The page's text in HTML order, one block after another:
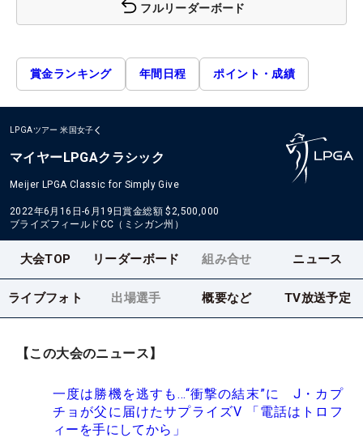
フルリーダーボード
賞金ランキング 年間日程 ポイント・成績
LPGAツアー 米国女子
マイヤーLPGAクラシック
Meijer LPGA Classic for Simply Give
2022年6月16日-6月19日賞金総額 $2,500,000
ブライズフィールドCC（ミシガン州）
大会TOP リーダーボード 組み合せ ニュース
ライブフォト 出場選手 概要など TV放送予定
【この大会のニュース】
一度は勝機を逃すも…“衝撃の結末”に J・カプ
チョが父に届けたサプライズV 「電話はトロフ
ィーを手にしてから」